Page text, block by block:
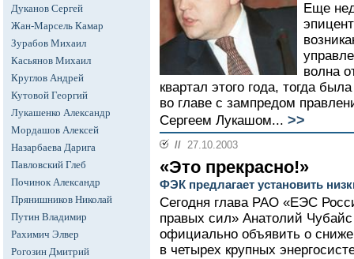
Дуканов Сергей
Жан-Марсель Камар
Зурабов Михаил
Касьянов Михаил
Круглов Андрей
Кутовой Георгий
Лукашенко Александр
Мордашов Алексей
Назарбаева Дарига
Павловский Глеб
Починок Александр
Прянишников Николай
Путин Владимир
Рахимич Элвер
Рогозин Дмитрий
Еще
волна
квартал этого года, тогда
во главе с зампредом
Сергеем Лукашом... >>
// 27.10.2003
«Это прекрасно!»
ФЭК предлагает установить
Сегодня глава РАО «ЕЭС
правых сил» Анатолий
официально объявить о
в четырех крупных